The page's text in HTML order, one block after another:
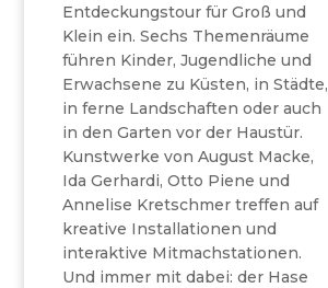
Entdeckungstour für Groß und
Klein ein. Sechs Themenräume
führen Kinder, Jugendliche und
Erwachsene zu Küsten, in Städte,
in ferne Landschaften oder auch
in den Garten vor der Haustür.
Kunstwerke von August Macke,
Ida Gerhardi, Otto Piene und
Annelise Kretschmer treffen auf
kreative Installationen und
interaktive Mitmachstationen.
Und immer mit dabei: der Hase